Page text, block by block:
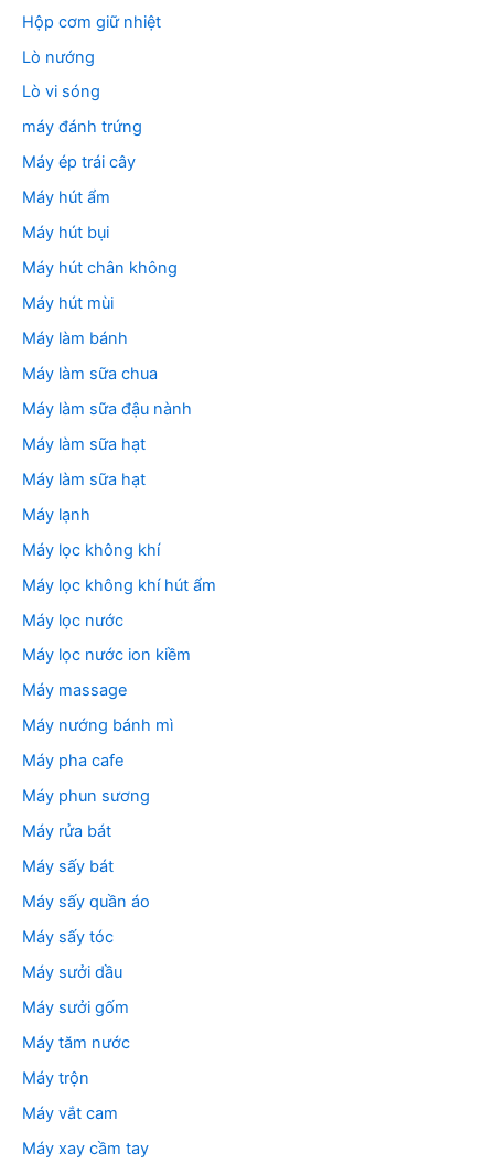
Hộp cơm giữ nhiệt
Lò nướng
Lò vi sóng
máy đánh trứng
Máy ép trái cây
Máy hút ẩm
Máy hút bụi
Máy hút chân không
Máy hút mùi
Máy làm bánh
Máy làm sữa chua
Máy làm sữa đậu nành
Máy làm sữa hạt
Máy làm sữa hạt
Máy lạnh
Máy lọc không khí
Máy lọc không khí hút ẩm
Máy lọc nước
Máy lọc nước ion kiềm
Máy massage
Máy nướng bánh mì
Máy pha cafe
Máy phun sương
Máy rửa bát
Máy sấy bát
Máy sấy quần áo
Máy sấy tóc
Máy sưởi dầu
Máy sưởi gốm
Máy tăm nước
Máy trộn
Máy vắt cam
Máy xay cầm tay